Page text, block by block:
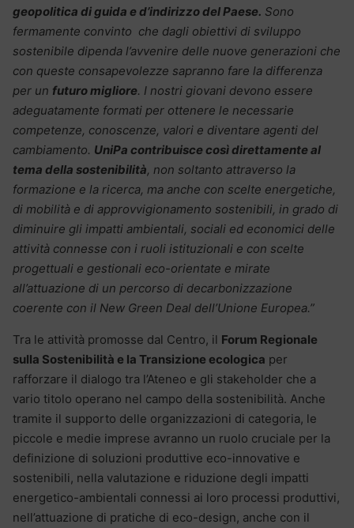
geopolitica di guida e d’indirizzo del Paese. Sono
fermamente convinto che dagli obiettivi di sviluppo
sostenibile dipenda l’avvenire delle nuove generazioni che
con queste consapevolezze sapranno fare la differenza
per un futuro migliore. I nostri giovani devono essere
adeguatamente formati per ottenere le necessarie
competenze, conoscenze, valori e diventare agenti del
cambiamento. UniPa contribuisce così direttamente al
tema della sostenibilità, non soltanto attraverso la
formazione e la ricerca, ma anche con scelte energetiche,
di mobilità e di approvvigionamento sostenibili, in grado di
diminuire gli impatti ambientali, sociali ed economici delle
attività connesse con i ruoli istituzionali e con scelte
progettuali e gestionali eco-orientate e mirate
all’attuazione di un percorso di decarbonizzazione
coerente con il New Green Deal dell’Unione Europea.”
Tra le attività promosse dal Centro, il Forum Regionale
sulla Sostenibilità e la Transizione ecologica per
rafforzare il dialogo tra l’Ateneo e gli stakeholder che a
vario titolo operano nel campo della sostenibilità. Anche
tramite il supporto delle organizzazioni di categoria, le
piccole e medie imprese avranno un ruolo cruciale per la
definizione di soluzioni produttive eco-innovative e
sostenibili, nella valutazione e riduzione degli impatti
energetico-ambientali connessi ai loro processi produttivi,
nell’attuazione di pratiche di eco-design, anche con il